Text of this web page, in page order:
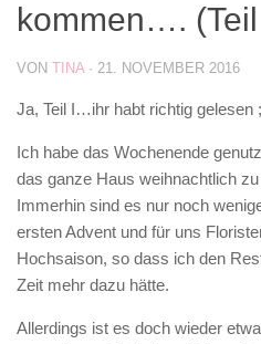
kommen…. (Teil
VON TINA · 21. NOVEMBER 2016
Ja, Teil I…ihr habt richtig gelesen
Ich habe das Wochenende
das ganze Haus weihnachtlich
Immerhin sind es nur noch
ersten Advent und für uns
Hochsaison, so dass ich den
Zeit mehr dazu hätte.
Allerdings ist es doch wieder